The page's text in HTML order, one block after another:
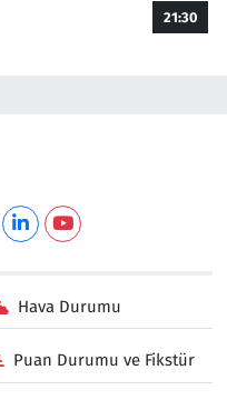
21:30
Hava Durumu
Puan Durumu ve Fikstür